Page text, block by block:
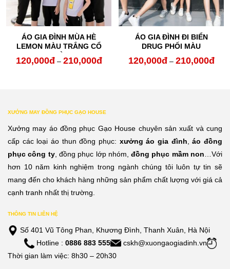
ÁO GIA ĐÌNH MÙA HÈ
LEMON MÀU TRẮNG CỔ
TRÒN
120,000đ – 210,000đKhoảng
210,000đ
ÁO GIA ĐÌNH ĐI BIỂN
DRUG PHỐI MÀU
120,000đ – 210,000đ
XƯỞNG MAY ĐỒNG PHỤC GẠO HOUSE
Xưởng may áo đồng phục Gạo House chuyên sản xuất và cung
cấp các loại áo thun đồng phục: xưởng áo gia đình ,áo đồng
phục công ty, đồng phục lớp nhóm,đồng phục mầm non …Với
hơn 10 năm kinh nghiệm trong ngành chúng tôi luôn tự tin sẽ
mang đến cho khách hàng những sản phẩm chất lượng với giá cả
cạnh tranh nhất thị trường.
THÔNG TIN LIÊN HỆ
Số 401 Vũ Tông Phan, Khương Đình, Thanh Xuân, Hà Nội
Hotline : 0886 883 555
cskh@xuongaogiadinh.vn
Thời gian làm việc: 8h30 – 20h30